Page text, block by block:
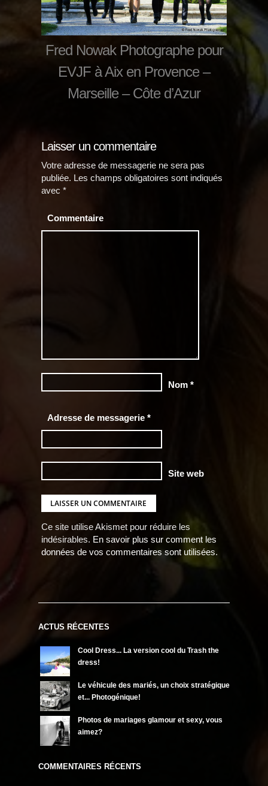
Fred Nowak Photographe pour
EVJF à Aix en Provence –
Marseille – Côte d’Azur
Laisser un commentaire
Votre adresse de messagerie ne sera pas
publiée. Les champs obligatoires sont indiqués
avec *
Commentaire
Nom *
Adresse de messagerie *
Site web
Ce site utilise Akismet pour réduire les
indésirables. En savoir plus sur comment les
données de vos commentaires sont utilisées.
ACTUS RÉCENTES
Cool Dress... La version cool du Trash the
dress!
Le véhicule des mariés, un choix stratégique
et... Photogénique!
Photos de mariages glamour et sexy, vous
aimez?
COMMENTAIRES RÉCENTS